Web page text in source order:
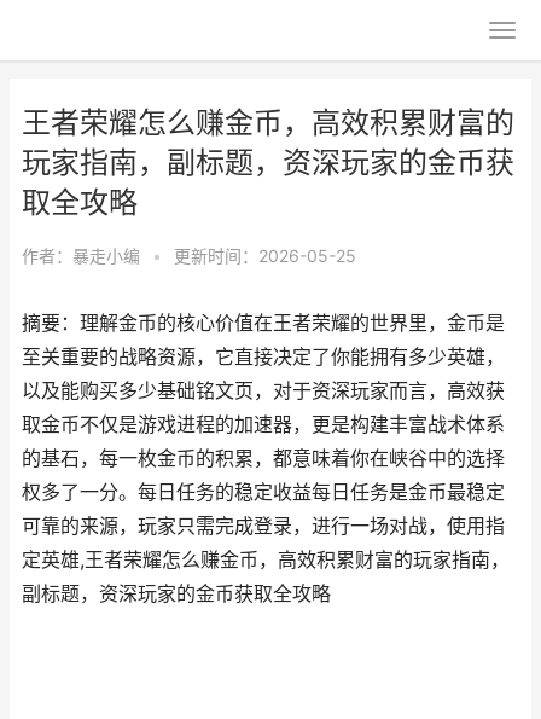
王者荣耀怎么赚金币，高效积累财富的
玩家指南，副标题，资深玩家的金币获
取全攻略
作者： 暴走小编 • 更新时间：2026-05-25
摘要：理解金币的核心价值在王者荣耀的世界里，金币是
至关重要的战略资源，它直接决定了你能拥有多少英雄，
以及能购买多少基础铭文页，对于资深玩家而言，高效获
取金币不仅是游戏进程的加速器，更是构建丰富战术体系
的基石，每一枚金币的积累，都意味着你在峡谷中的选择
权多了一分。每日任务的稳定收益每日任务是金币最稳定
可靠的来源，玩家只需完成登录，进行一场对战，使用指
定英雄,王者荣耀怎么赚金币，高效积累财富的玩家指南，
副标题，资深玩家的金币获取全攻略